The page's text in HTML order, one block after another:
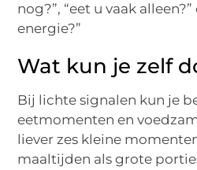
nog?”, “eet u vaak
energie?”
Wat kun je zelf
Bij lichte signalen kun je
eetmomenten en
liever zes kleine
maaltijden als grote